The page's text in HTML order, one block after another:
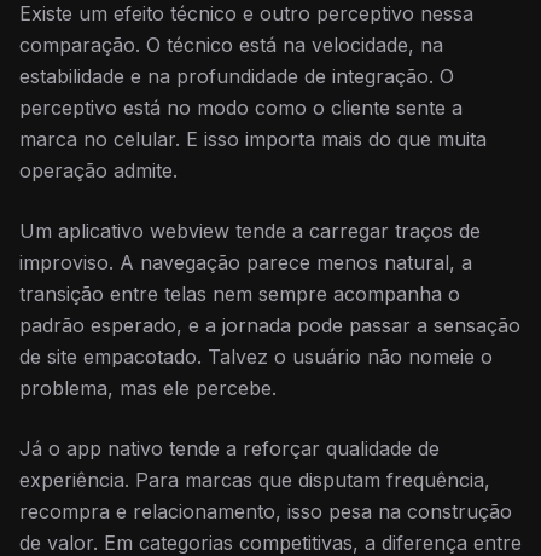
Existe um efeito técnico e outro perceptivo nessa
comparação. O técnico está na velocidade, na
estabilidade e na profundidade de integração. O
perceptivo está no modo como o cliente sente a
marca no celular. E isso importa mais do que muita
operação admite.
Um aplicativo webview tende a carregar traços de
improviso. A navegação parece menos natural, a
transição entre telas nem sempre acompanha o
padrão esperado, e a jornada pode passar a sensação
de site empacotado. Talvez o usuário não nomeie o
problema, mas ele percebe.
Já o app nativo tende a reforçar qualidade de
experiência. Para marcas que disputam frequência,
recompra e relacionamento, isso pesa na construção
de valor. Em categorias competitivas, a diferença entre